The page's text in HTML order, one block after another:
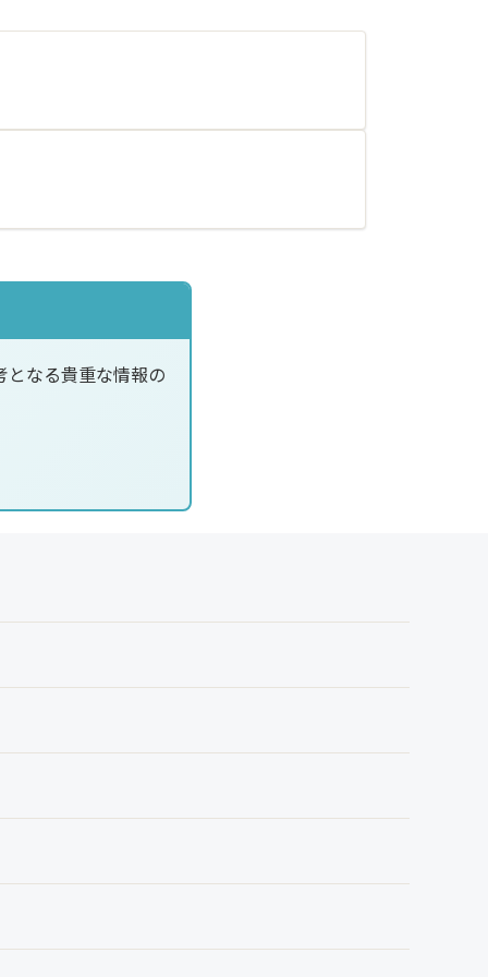
となる貴重な情報の